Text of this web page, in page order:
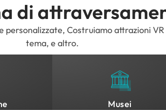
di
personalizzate, Costruiamo attrazioni
tema, e altro.
Musei